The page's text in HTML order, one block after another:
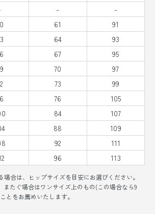
-
-
61
91
64
93
67
95
70
97
73
99
76
105
84
107
88
109
92
111
96 113
場合は、ヒップサイズを目安にお選びください。
またぐ場合はワンサイズ上のもの(この場合なら9
とをお薦めいたします。